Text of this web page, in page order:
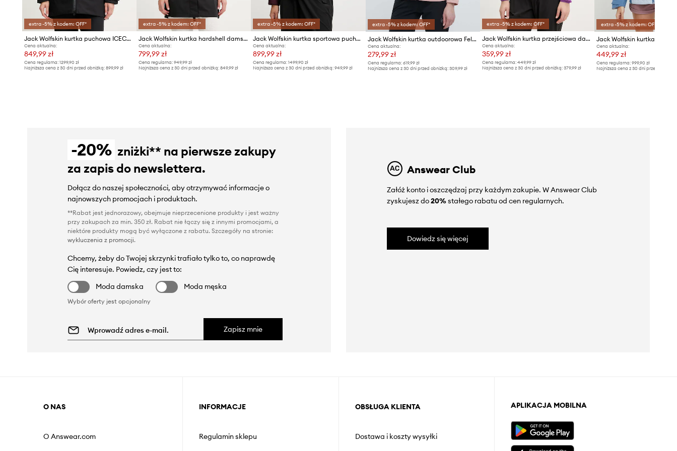
extra -5% z kodem: OFF*
Jack Wolfskin kurtka puchowa ICECAPE
Cena aktualna:
849,99 zł
Cena regularna: 1299,90 zł
Najniższa cena z 30 dni przed obniżką: 899,99 zł
extra -5% z kodem: OFF*
Jack Wolfskin kurtka hardshell damska Terraview 2L
Cena aktualna:
799,99 zł
Cena regularna:949,99 zł
Najniższa cena z 30 dni przed obniżką:849,99 zł
extra -5% z kodem: OFF*
Jack Wolfskin kurtka sportowa puchowa Nebelhorn
Cena aktualna:
899,99 zł
Cena regularna: 1499,90 zł
Najniższa cena z 30 dni przed obniżką: 949,99 zł
extra -5% z kodem: OFF*
Jack Wolfskin kurtka outdoorowa Feldberg Hoody
Cena aktualna:
279,99 zł
Cena regularna: 619,99 zł
Najniższa cena z 30 dni przed obniżką: 309,99 zł
extra -5% z kodem: OFF*
Jack Wolfskin kurtka przejściowa damska Prelight Aero
Cena aktualna:
359,99 zł
Cena regularna:449,99 zł
Najniższa cena z 30 dni przed obniżką:379,99 zł
extra -5% z kodem: OFF*
Cena aktualna:
449,99 zł
Cena regularna: 999,90 zł
Najniższa cena z 30 dni przed obniżką:
-20% zniżki** na pierwsze zakupy
za zapis do newslettera.
Dołącz do naszej społeczności, aby otrzymywać informacje o
najnowszych promocjach i produktach.
**Rabat jest jednorazowy, obejmuje nieprzecenione produkty i jest ważny
przy zakupach za min. 350 zł. Rabat nie łączy się z innymi promocjami, a
niektóre produkty mogą być wyłączone z rabatu. Szczegóły na stronie:
wykluczenia z promocji.
Chcemy, żeby do Twojej skrzynki trafiało tylko to, co naprawdę
Cię interesuje. Powiedz, czy jest to:
Moda damska
Moda męska
Wybór oferty jest opcjonalny
Zapisz mnie
Answear Club
Załóż konto i oszczędzaj przy każdym zakupie. W Answear Club
zyskujesz do20%stałego rabatu od cen regularnych.
Dowiedz się więcej
O NAS
O Answear.com
INFORMACJE
Regulamin sklepu
OBSŁUGA KLIENTA
Dostawa i koszty wysyłki
APLIKACJA MOBILNA